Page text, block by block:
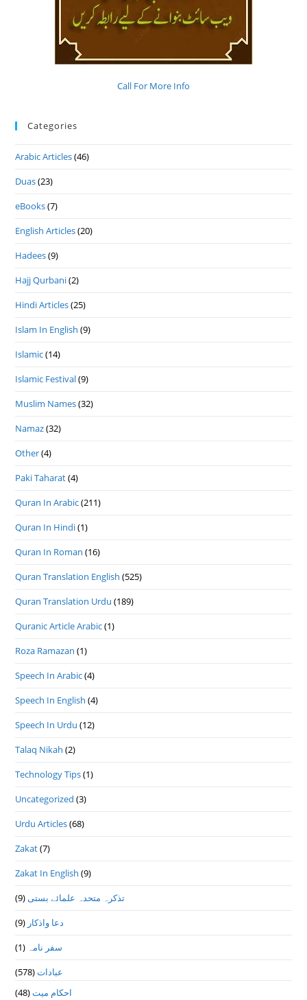
Call For More Info
Categories
Arabic Articles(46)
Duas(23)
eBooks(7)
English Articles(20)
Hadees(9)
Hajj Qurbani(2)
Hindi Articles(25)
Islam In English (9)
Islamic(14)
Islamic Festival(9)
Muslim Names(32)
Namaz(32)
Other(4)
Paki Taharat(4)
Quran In Arabic(211)
Quran In Hindi(1)
Quran In Roman (16)
Quran Translation English (525)
Quran Translation Urdu (189)
Quranic Article Arabic(1)
Roza Ramazan (1)
Speech In Arabic(4)
Speech In English (4)
Speech In Urdu (12)
Talaq Nikah (2)
Technology Tips(1)
Uncategorized (3)
Urdu Articles(68)
Zakat(7)
Zakat In English (9)
تذكرہ متحدہ علمائے بستى(9)
دعا واذكار (9)
سفر نامہ (1)
عبادات(578)
احکام میت(48)